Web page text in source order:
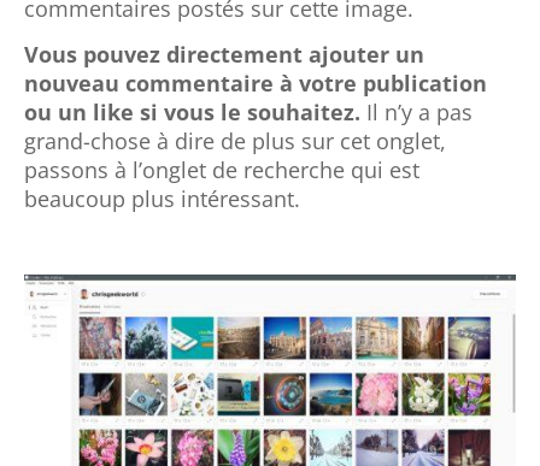
commentaires postés sur cette image.
Vous pouvez directement ajouter un
nouveau commentaire à votre publication
ou un like si vous le souhaitez. Il n’y a pas
grand-chose à dire de plus sur cet onglet,
passons à l’onglet de recherche qui est
beaucoup plus intéressant.